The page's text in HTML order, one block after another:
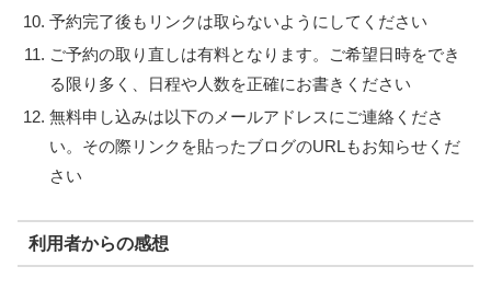
予約完了後もリンクは取らないようにしてください
ご予約の取り直しは有料となります。ご希望日時をでき
る限り多く、日程や人数を正確にお書きください
無料申し込みは以下のメールアドレスにご連絡くださ
い。その際リンクを貼ったブログのURLもお知らせくだ
さい
利用者からの感想